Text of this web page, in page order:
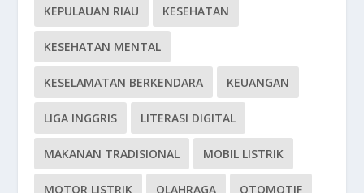
KEPULAUAN RIAU KESEHATAN
KESEHATAN MENTAL
KESELAMATAN BERKENDARA KEUANGAN
LIGA INGGRIS LITERASI DIGITAL
MAKANAN TRADISIONAL MOBIL LISTRIK
MOTOR LISTRIK OLAHRAGA OTOMOTIF